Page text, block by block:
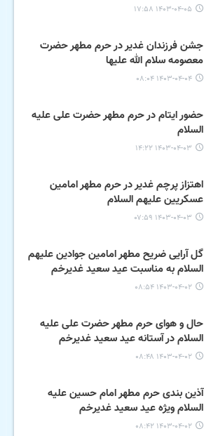
۱۴۰۳-۰۴-۰۵ ۱۷:۵۸
جشن فرزندان غدیر در حرم مطهر حضرت
معصومه سلام الله علیها
۱۴۰۳-۰۴-۰۴ ۰۸:۰۴
حضور ایتام در حرم مطهر حضرت علی علیه
السلام
۱۴۰۳-۰۴-۰۳ ۱۴:۲۲
اهتزاز پرچم غدیر در حرم مطهر امامین
عسکریین علیهم السلام
۱۴۰۳-۰۴-۰۳ ۰۷:۵۹
گل آرایی ضریح مطهر امامین جوادین علیهم
السلام به مناسبت عید سعید غدیرخم
۱۴۰۳-۰۴-۰۲ ۰۸:۵۴
حال و هوای حرم مطهر حضرت علی علیه
السلام در آستانه عید سعید غدیرخم
۱۴۰۳-۰۴-۰۲ ۰۸:۴۸
آذین بندی حرم مطهر امام حسین علیه
السلام ویژه عید سعید غدیرخم
۱۴۰۳-۰۴-۰۲ ۰۸:۴۲